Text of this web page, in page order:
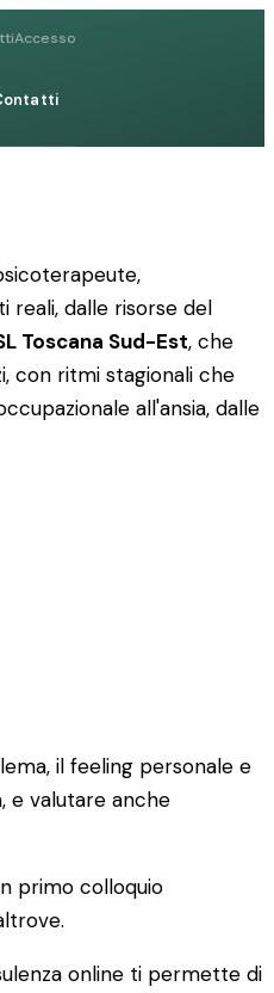
Accesso
dalle risorse del
Toscana Sud-Est, che
con ritmi stagionali che
all'ansia, dalle
il feeling personale e
e valutare anche
primo colloquio
online ti permette di